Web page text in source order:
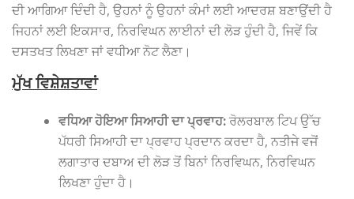
ਦੀ ਆਗਿਆ ਦਿੰਦੀ ਹੈ, ਉਹਨਾਂ ਨੂੰ ਉਹਨਾਂ ਕੰਮਾਂ ਲਈ ਆਦਰਸ਼ ਬਣਾਉਂਦੀ ਹੈ
ਜਿਹਨਾਂ ਲਈ ਇਕਸਾਰ, ਨਿਰਵਿਘਨ ਲਾਈਨਾਂ ਦੀ ਲੋੜ ਹੁੰਦੀ ਹੈ, ਜਿਵੇਂ ਕਿ
ਦਸਤਖਤ ਲਿਖਣਾ ਜਾਂ ਵਧੀਆ ਨੋਟ ਲੈਣਾ।
ਮੁੱਖ ਵਿਸ਼ੇਸ਼ਤਾਵਾਂ
ਵਧਿਆ ਹੋਇਆ ਸਿਆਹੀ ਦਾ ਪ੍ਰਵਾਹ:ਰੋਲਰਬਾਲ ਟਿਪ ਉੱਚ
ਪੱਧਰੀ ਸਿਆਹੀ ਦਾ ਪ੍ਰਵਾਹ ਪ੍ਰਦਾਨ ਕਰਦਾ ਹੈ, ਨਤੀਜੇ ਵਜੋਂ
ਲਗਾਤਾਰ ਦਬਾਅ ਦੀ ਲੋੜ ਤੋਂ ਬਿਨਾਂ ਨਿਰਵਿਘਨ, ਨਿਰਵਿਘਨ
ਲਿਖਣਾ ਹੁੰਦਾ ਹੈ।